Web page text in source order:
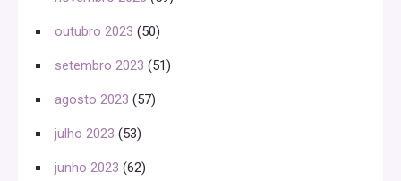
outubro 2023 (50)
setembro 2023 (51)
agosto 2023 (57)
julho 2023 (53)
junho 2023 (62)